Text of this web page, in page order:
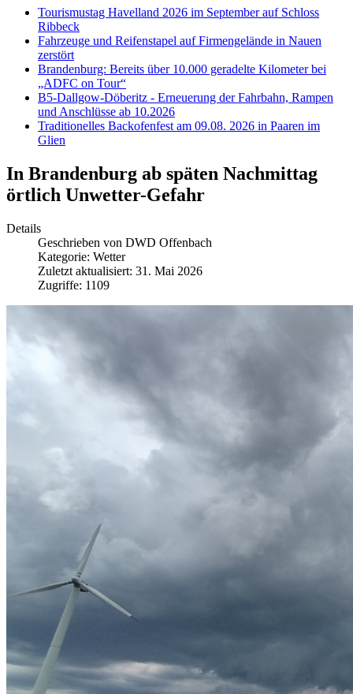
Tourismustag Havelland 2026 im September auf Schloss
Ribbeck
Fahrzeuge und Reifenstapel auf Firmengelände in Nauen
zerstört
Brandenburg: Bereits über 10.000 geradelte Kilometer bei
„ADFC on Tour“
B5-Dallgow-Döberitz - Erneuerung der Fahrbahn, Rampen
und Anschlüsse ab 10.2026
Traditionelles Backofenfest am 09.08. 2026 in Paaren im
Glien
In Brandenburg ab späten Nachmittag
örtlich Unwetter-Gefahr
Details
Geschrieben von DWD Offenbach
Kategorie: Wetter
Zuletzt aktualisiert: 31. Mai 2026
Zugriffe: 1109